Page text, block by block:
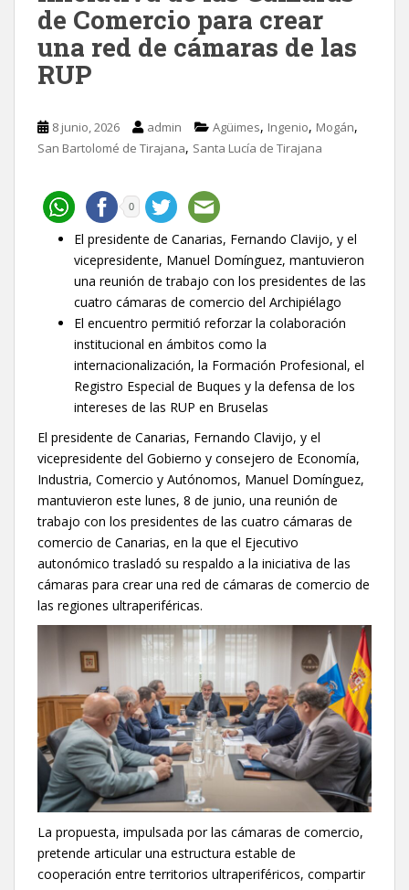
de Comercio para crear
una red de cámaras de las
RUP
8 junio, 2026 admin Agüimes, Ingenio, Mogán,
San Bartolomé de Tirajana, Santa Lucía de Tirajana
0
El presidente de Canarias, Fernando Clavijo, y el
vicepresidente, Manuel Domínguez, mantuvieron
una reunión de trabajo con los presidentes de las
cuatro cámaras de comercio del Archipiélago
El encuentro permitió reforzar la colaboración
institucional en ámbitos como la
internacionalización, la Formación Profesional, el
Registro Especial de Buques y la defensa de los
intereses de las RUP en Bruselas
El presidente de Canarias, Fernando Clavijo, y el
vicepresidente del Gobierno y consejero de Economía,
Industria, Comercio y Autónomos, Manuel Domínguez,
mantuvieron este lunes, 8 de junio, una reunión de
trabajo con los presidentes de las cuatro cámaras de
comercio de Canarias, en la que el Ejecutivo
autonómico trasladó su respaldo a la iniciativa de las
cámaras para crear una red de cámaras de comercio de
las regiones ultraperiféricas.
La propuesta, impulsada por las cámaras de comercio,
pretende articular una estructura estable de
cooperación entre territorios ultraperiféricos, compartir